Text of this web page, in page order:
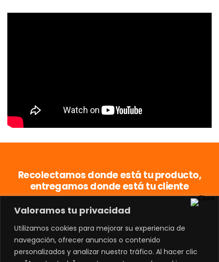
Valoramos tu privacidad
Utilizamos cookies para mejorar su experiencia de
navegación, ofrecer anuncios o contenido
personalizados y analizar nuestro tráfico. Al hacer clic
Recolectamos donde está tu producto,
entregamos donde está tu cliente
PROGRAMAR ENVÍO